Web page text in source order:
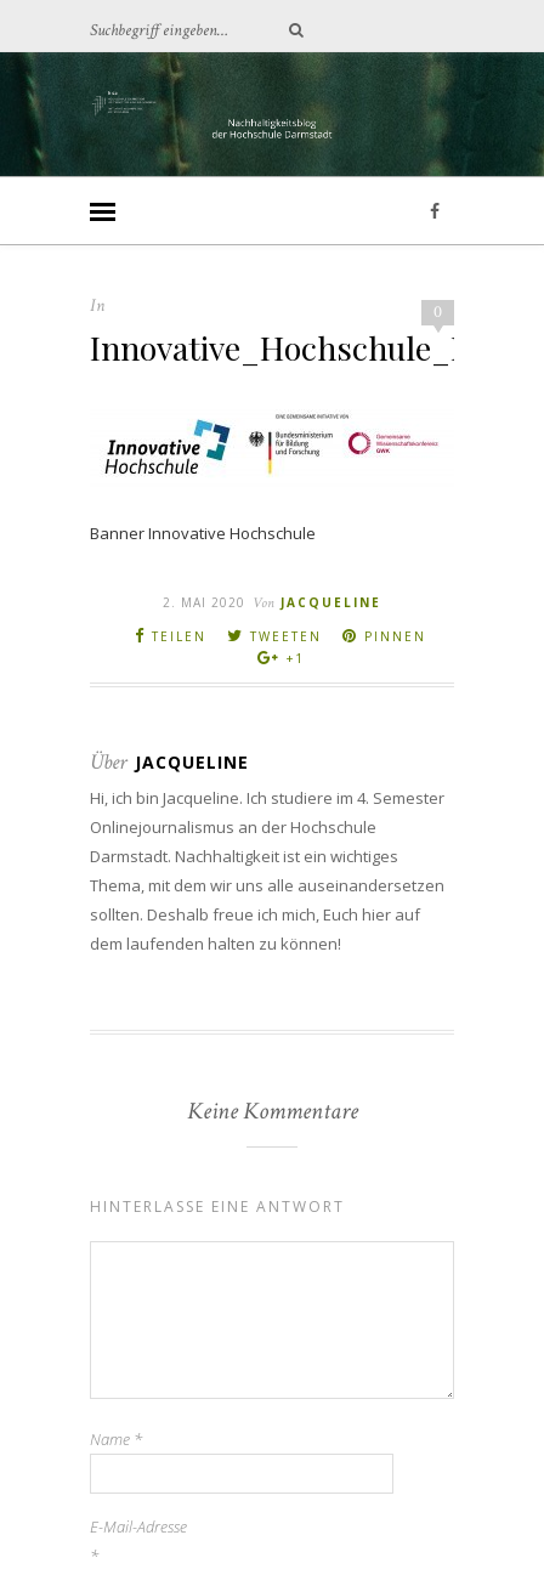
0
In
Banner Innovative Hochschule
2. MAI 2020 Von JACQUELINE
TEILEN
TWEETEN
PINNEN
+1
Über JACQUELINE
Hi, ich bin Jacqueline. Ich studiere im 4. Semester
Onlinejournalismus an der Hochschule
Darmstadt. Nachhaltigkeit ist ein wichtiges
Thema, mit dem wir uns alle auseinandersetzen
sollten. Deshalb freue ich mich, Euch hier auf
dem laufenden halten zu können!
Keine Kommentare
HINTERLASSE EINE ANTWORT
Name *
E-Mail-Adresse
*